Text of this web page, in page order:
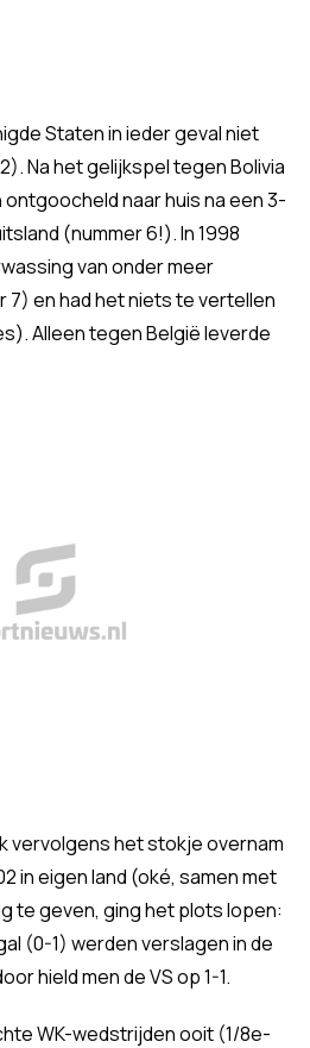
Staten in ieder geval niet
Na het gelijkspel tegen Bolivia
naar huis na een 3-
(nummer 6!). In 1998
van onder meer
7) en had het niets te vertellen
Alleen tegen België leverde
vervolgens het stokje overnam
in eigen land (oké, samen met
te geven, ging het plots lopen:
(0-1) werden verslagen in de
hield men de VS op 1-1.
WK-wedstrijden ooit (1/8e-